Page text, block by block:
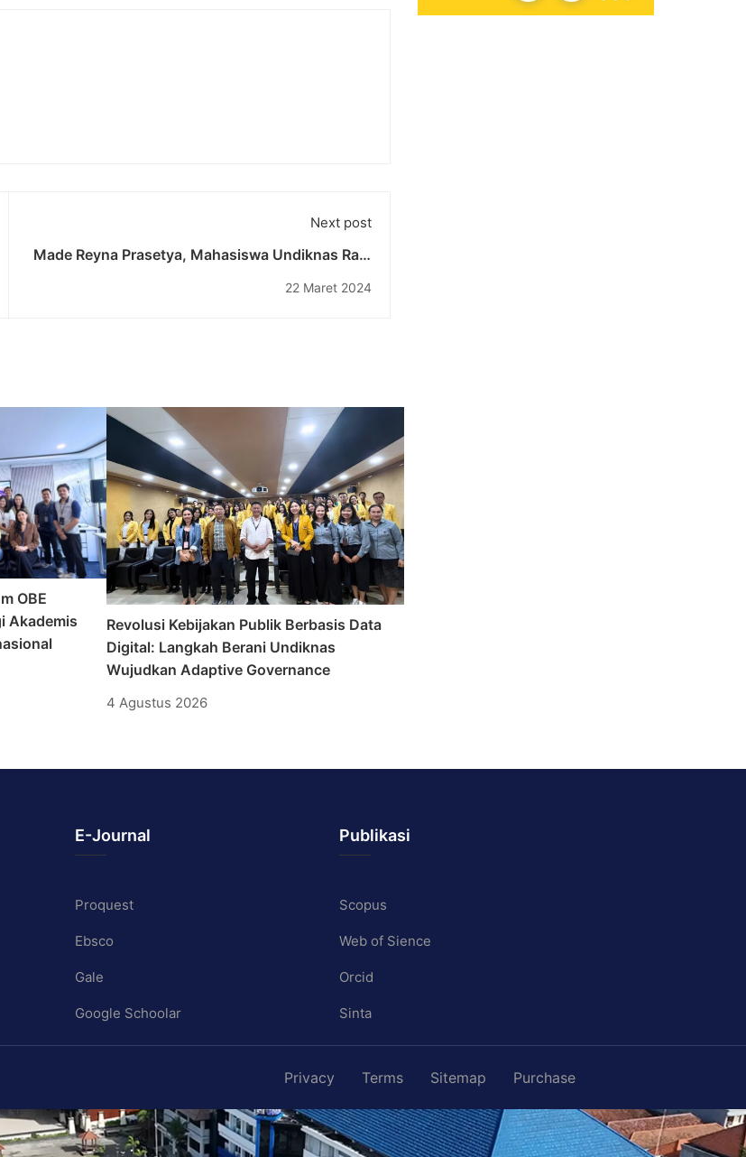
Next post
Made Reyna Prasetya, Mahasiswa Undiknas Raih
22 Maret 2024
OBE
Akademis
Revolusi Kebijakan Publik Berbasis Data
Digital: Langkah Berani Undiknas
Wujudkan Adaptive Governance
4 Agustus 2026
E-Journal
Proquest
Ebsco
Gale
Google Schoolar
Publikasi
Scopus
Web of Sience
Orcid
Sinta
Privacy Terms Sitemap Purchase